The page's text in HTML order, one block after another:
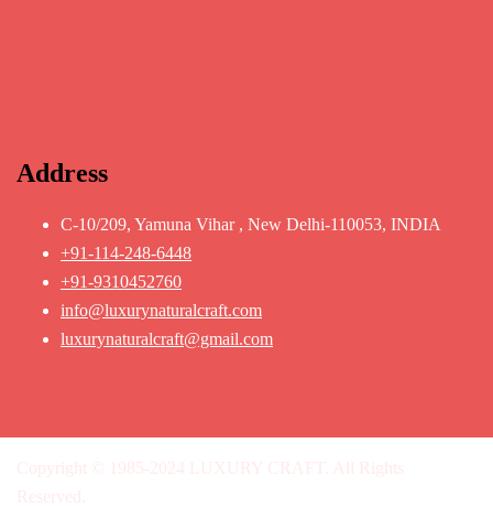
Address
C-10/209, Yamuna Vihar , New Delhi-110053, INDIA
+91-114-248-6448
+91-9310452760
info@luxurynaturalcraft.com
luxurynaturalcraft@gmail.com